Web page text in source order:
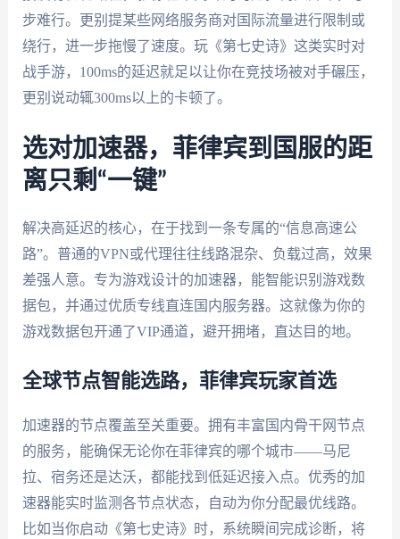
步难行。更别提某些网络服务商对国际流量进行限制或
绕行，进一步拖慢了速度。玩《第七史诗》这类实时对
战手游，100ms的延迟就足以让你在竞技场被对手碾压，
更别说动辄300ms以上的卡顿了。
选对加速器，菲律宾到国服的距
离只剩“一键”
解决高延迟的核心，在于找到一条专属的“信息高速公
路”。普通的VPN或代理往往线路混杂、负载过高，效果
差强人意。专为游戏设计的加速器，能智能识别游戏数
据包，并通过优质专线直连国内服务器。这就像为你的
游戏数据包开通了VIP通道，避开拥堵，直达目的地。
全球节点智能选路，菲律宾玩家首选
加速器的节点覆盖至关重要。拥有丰富国内骨干网节点
的服务，能确保无论你在菲律宾的哪个城市——马尼
拉、宿务还是达沃，都能找到低延迟接入点。优秀的加
速器能实时监测各节点状态，自动为你分配最优线路。
比如当你启动《第七史诗》时，系统瞬间完成诊断，将